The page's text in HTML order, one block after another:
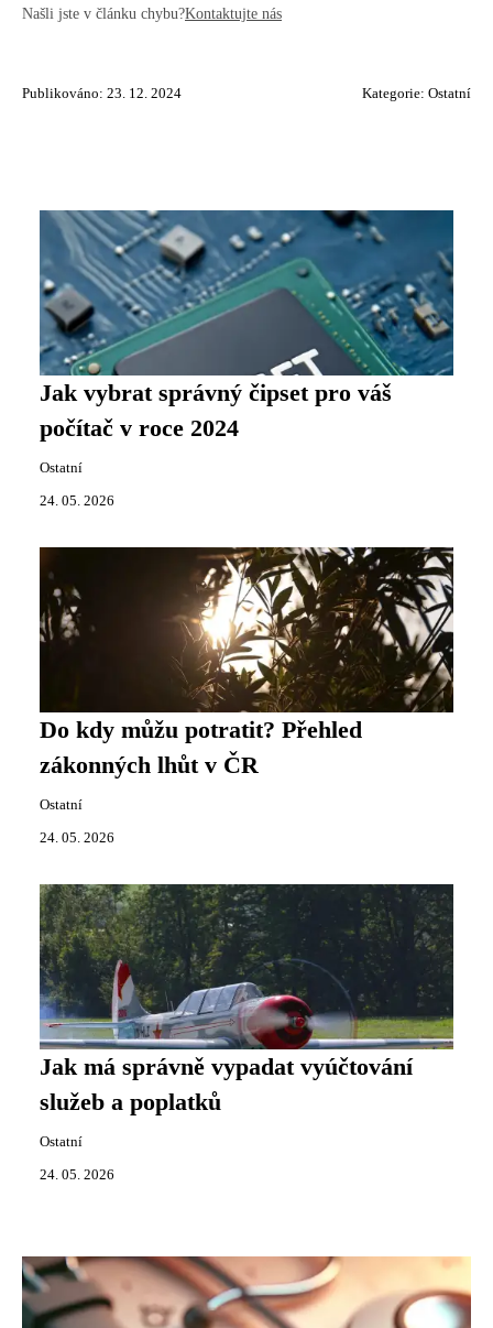
Našli jste v článku chybu?Kontaktujte nás
Publikováno: 23. 12. 2024 Kategorie: Ostatní
Jak vybrat správný čipset pro váš
počítač v roce 2024
Ostatní
24. 05. 2026
Do kdy můžu potratit? Přehled
zákonných lhůt v ČR
Ostatní
24. 05. 2026
Jak má správně vypadat vyúčtování
služeb a poplatků
Ostatní
24. 05. 2026